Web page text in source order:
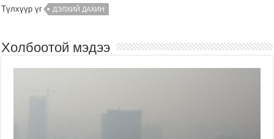
Түлхүүр үг ДЭЛХИЙ ДАХИН
Холбоотой мэдээ